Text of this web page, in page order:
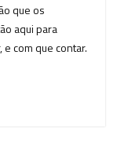
que os
aqui para
com que contar.